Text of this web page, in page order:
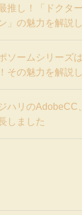
推し！「ドクタ
」の魅力を解説
ソームシリーズ
その魅力を解説
ハリのAdobeCC
しました